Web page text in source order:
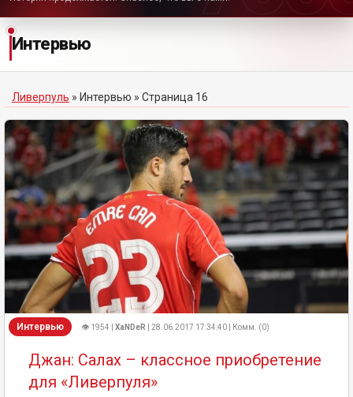
Интервью
Ливерпуль » Интервью » Страница 16
Интервью 👁 1954 | XaNDeR | 28.06.2017 17:34:40 | Комм. (0)
Джан: Салах – классное приобретение
для «Ливерпуля»